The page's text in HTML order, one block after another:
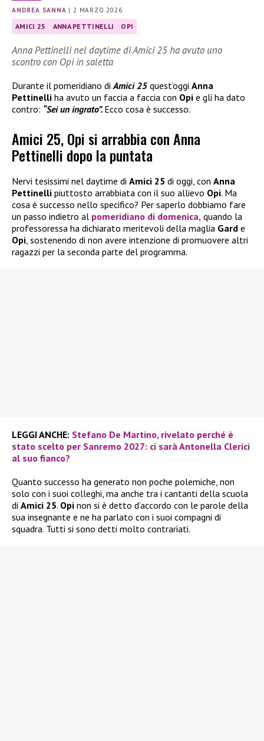
ANDREA SANNA |2 MARZO 2026
AMICI 25 ANNA PETTINELLI OPI
Anna Pettinelli nel daytime di Amici 25 ha avuto uno
scontro con Opi in saletta
Durante il pomeridiano diAmici 25 quest’oggi Anna
Pettinelli ha avuto un faccia a faccia con Opi e gli ha dato
contro: “Sei un ingrato”. Ecco cosa è successo.
Amici 25, Opi si arrabbia con Anna
Pettinelli dopo la puntata
Nervi tesissimi nel daytime di Amici 25 di oggi, con Anna
Pettinelli piuttosto arrabbiata con il suo allievo Opi. Ma
cosa è successo nello specifico? Per saperlo dobbiamo fare
un passo indietro al pomeridiano di domenica, quando la
professoressa ha dichiarato meritevoli della maglia Gard e
Opi, sostenendo di non avere intenzione di promuovere altri
ragazzi per la seconda parte del programma.
LEGGI ANCHE: Stefano De Martino, rivelato perché è
stato scelto per Sanremo 2027: ci sarà Antonella Clerici
al suo fianco?
Quanto successo ha generato non poche polemiche, non
solo con i suoi colleghi, ma anche tra i cantanti della scuola
di Amici 25. Opi non si è detto d’accordo con le parole della
sua insegnante e ne ha parlato con i suoi compagni di
squadra. Tutti si sono detti molto contrariati.